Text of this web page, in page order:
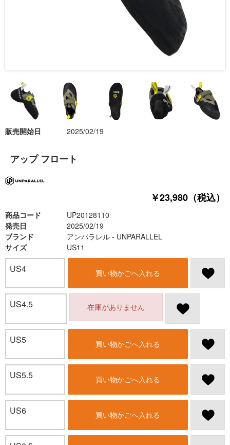
アップ フロート
￥23,980（税込）
商品コード
UP20128110
発売日
2025/02/19
販売開始日 2025/02/19
ブランド
アンパラレル - UNPARALLEL
サイズ
US11
US4 買い物かごへ入れる
US4.5 在庫がありません
US5 買い物かごへ入れる
US5.5 買い物かごへ入れる
US6 買い物かごへ入れる